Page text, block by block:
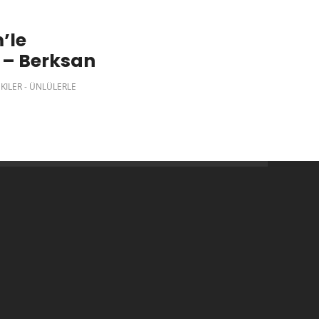
Berksan
- ÜNLÜLERLE